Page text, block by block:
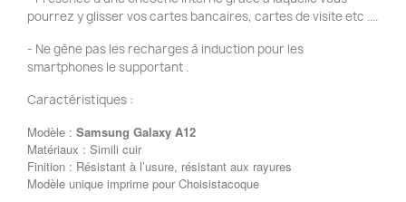
pourrez y glisser vos cartes bancaires, cartes de visite etc ....
- Ne gène pas les recharges à induction pour les
smartphones le supportant .
Caractéristiques :
Modèle : Samsung Galaxy A12
Matériaux : Simili cuir
Finition : Résistant à l’usure, résistant aux rayures
Modèle unique imprime pour Choisistacoque